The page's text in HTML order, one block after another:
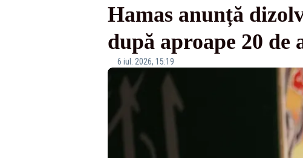
Hamas anunță
după aproape 20 de
6 iul. 2026, 15:19